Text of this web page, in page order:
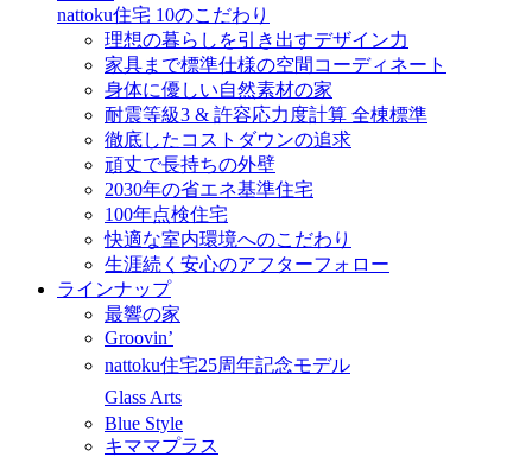
nattoku住宅 10のこだわり
理想の暮らしを引き出すデザイン力
家具まで標準仕様の空間コーディネート
身体に優しい自然素材の家
耐震等級3 & 許容応力度計算 全棟標準
徹底したコストダウンの追求
頑丈で長持ちの外壁
2030年の省エネ基準住宅
100年点検住宅
快適な室内環境へのこだわり
生涯続く安心のアフターフォロー
ラインナップ
最響の家
Groovin’
nattoku住宅25周年記念モデル
Glass Arts
Blue Style
キママプラス